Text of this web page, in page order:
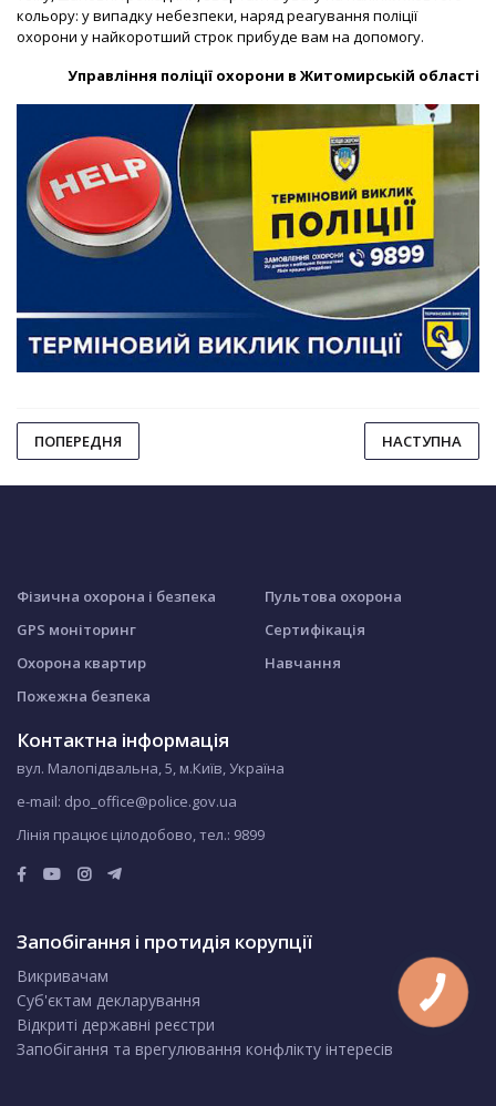
кольору: у випадку небезпеки, наряд реагування поліції
охорони у найкоротший строк прибуде вам на допомогу.
Управління поліції охорони в Житомирській області
ПОПЕРЕДНЯ НАСТУПНА
Фізична охорона і безпека
GPS моніторинг
Охорона квартир
Пожежна безпека
Пультова охорона
Сертифікація
Навчання
Контактна інформація
вул. Малопідвальна, 5, м.Київ, Україна
e-mail: dpo_office@police.gov.ua
Лінія працює цілодобово, тел.: 9899
Запобігання і протидія корупції
Викривачам
Суб'єктам декларування
Відкриті державні реєстри
Запобігання та врегулювання конфлікту інтересів